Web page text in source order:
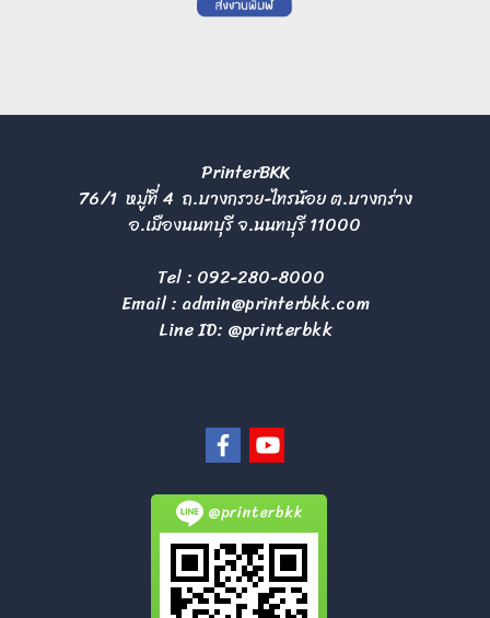
PrinterBKK
76/1 หมู่ที่ 4 ถ.บางกรวย-ไทรน้อย ต.บางกร่าง
อ.เมืองนนทบุรี จ.นนทบุรี 11000
Tel : 092-280-8000
Email : admin@printerbkk.com
Line ID: @printerbkk
@printerbkk